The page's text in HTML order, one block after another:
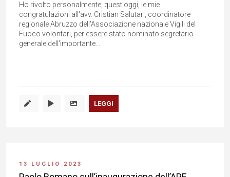
Ho rivolto personalmente, quest'oggi, le mie
congratulazioni all'avv. Cristian Salutari, coordinatore
regionale Abruzzo dell'Associazione nazionale Vigili del
Fuoco volontari, per essere stato nominato segretario
generale dell'importante...
LEGGI
13 LUGLIO 2023